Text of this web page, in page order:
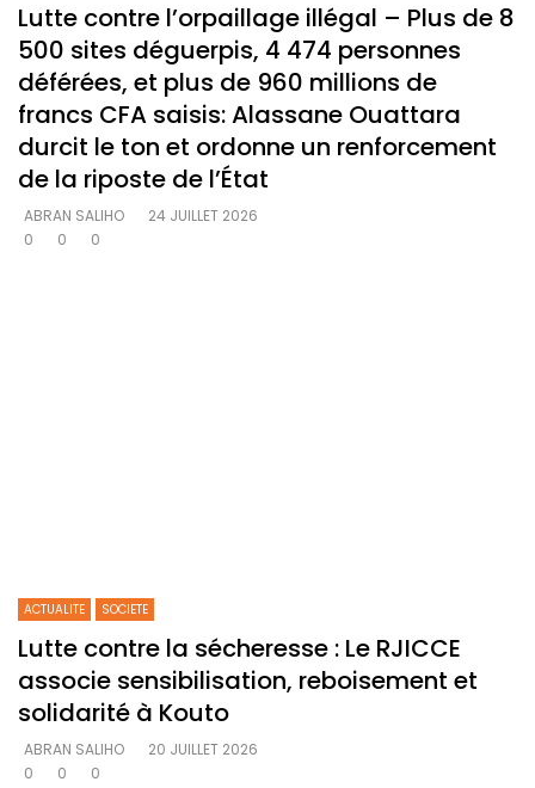
Lutte contre l’orpaillage illégal – Plus de 8
500 sites déguerpis, 4 474 personnes
déférées, et plus de 960 millions de
francs CFA saisis: Alassane Ouattara
durcit le ton et ordonne un renforcement
de la riposte de l’État
ABRAN SALIHO
24 JUILLET 2026
0
0 0
ACTUALITE SOCIETE
Lutte contre la sécheresse : Le RJICCE
associe sensibilisation, reboisement et
solidarité à Kouto
ABRAN SALIHO
20 JUILLET 2026
0
0 0